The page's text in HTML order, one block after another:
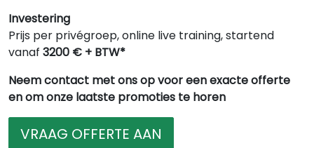
Investering
Prijs per privégroep, online live training, startend
vanaf 3200 € + BTW*
Neem contact met ons op voor een exacte offerte
en om onze laatste promoties te horen
VRAAG OFFERTE AAN